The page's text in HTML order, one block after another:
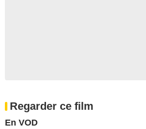
Regarder ce film
En VOD